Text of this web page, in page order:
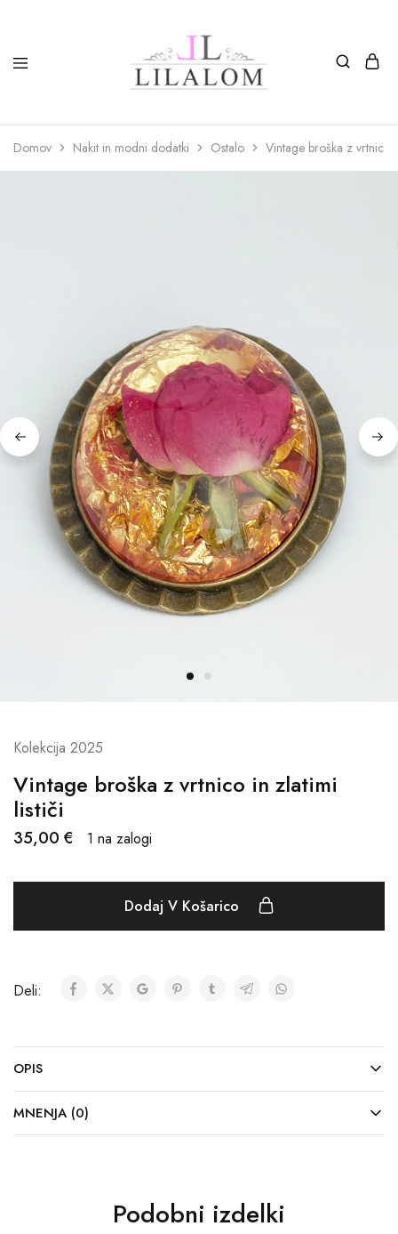
in
nakit
LILALOM
smole
in
naravnih
materialov
Domov Nakit in modni dodatki Ostalo Vintage broška z vrtnico
Kolekcija 2025
Vintage broška z vrtnico in zlatimi
lističi
35,00 € 1 na zalogi
Dodaj V Košarico
Deli:
OPIS
MNENJA (0)
Podobni izdelki